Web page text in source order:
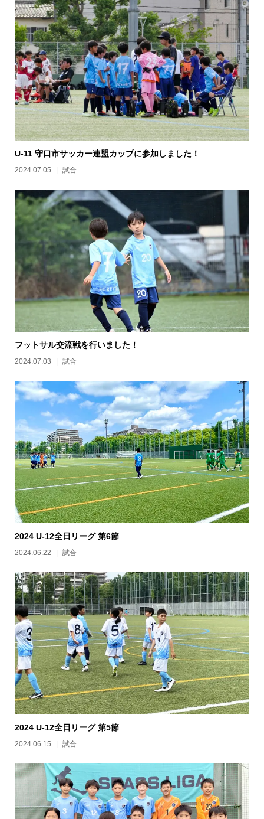
U-11 守口市サッカー連盟カップに参加しました！
2024.07.05 試合
フットサル交流戦を行いました！
2024.07.03 試合
2024 U-12全日リーグ 第6節
2024.06.22 試合
2024 U-12全日リーグ 第5節
2024.06.15 試合